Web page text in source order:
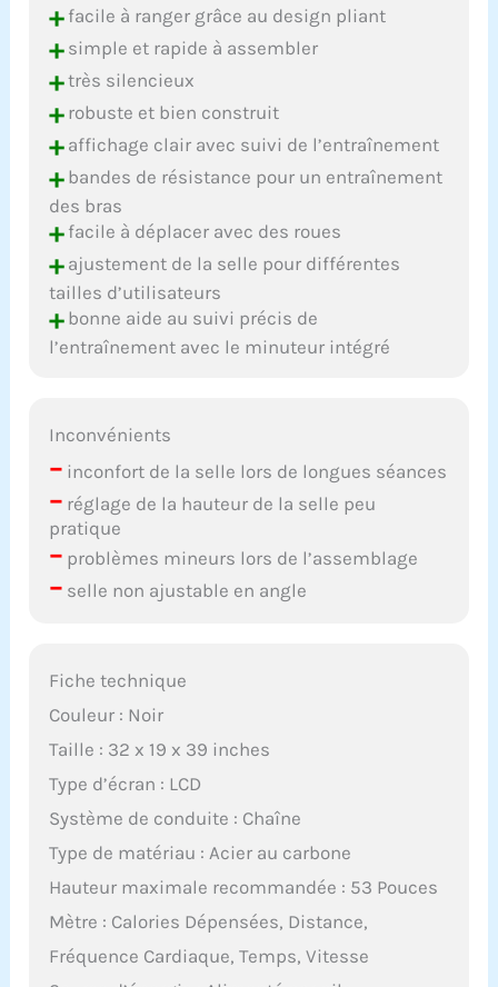
+facile à ranger grâce au design pliant
+simple et rapide à assembler
+très silencieux
+robuste et bien construit
+affichage clair avec suivi de l’entraînement
+bandes de résistance pour un entraînement
des bras
+facile à déplacer avec des roues
+ajustement de la selle pour différentes
tailles d’utilisateurs
+bonne aide au suivi précis de
l’entraînement avec le minuteur intégré
Inconvénients
– inconfort de la selle lors de longues séances
– réglage de la hauteur de la selle peu
pratique
– problèmes mineurs lors de l’assemblage
– selle non ajustable en angle
Fiche technique
Couleur : Noir
Taille : 32 x 19 x 39 inches
Type d’écran : LCD
Système de conduite : Chaîne
Type de matériau : Acier au carbone
Hauteur maximale recommandée : 53 Pouces
Mètre : Calories Dépensées, Distance,
Fréquence Cardiaque, Temps, Vitesse